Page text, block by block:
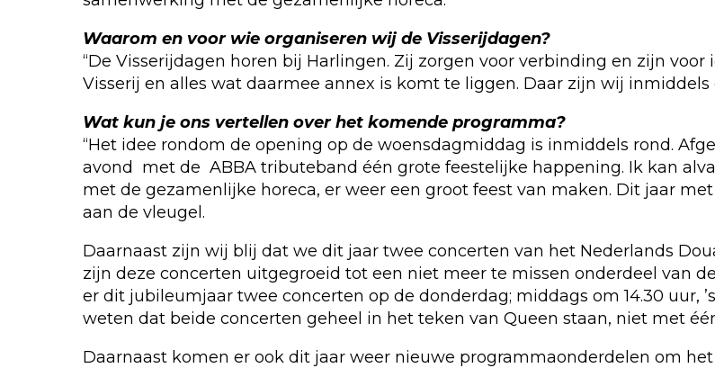
Waarom en voor wie organiseren wij de Visserijdagen?
“De Visserijdagen horen bij Harlingen. Zij zorgen voor verbinding en zijn
Visserij en alles wat daarmee annex is komt te liggen. Daar zijn wij
Wat kun je ons vertellen over het komende programma?
“Het idee rondom de opening op de woensdagmiddag is inmiddels rond.
avond met de ABBA tributeband één grote feestelijke happening. Ik kan
met de gezamenlijke horeca, er weer een groot feest van maken. Dit jaar
aan de vleugel.
Daarnaast zijn wij blij dat we dit jaar twee concerten van het Nederlands
zijn deze concerten uitgegroeid tot een niet meer te missen onderdeel van
er dit jubileumjaar twee concerten op de donderdag; middags om 14.30 uur,
weten dat beide concerten geheel in het teken van Queen staan, niet met
Daarnaast komen er ook dit jaar weer nieuwe programmaonderdelen om